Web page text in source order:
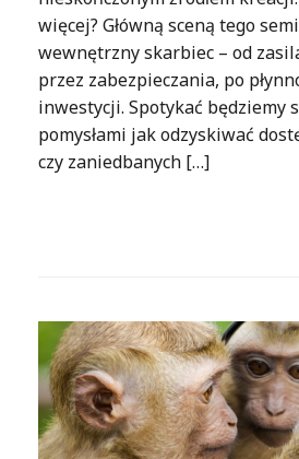
więcej? Główną sceną tego
wewnętrzny skarbiec – od
przez zabezpieczania, po
inwestycji. Spotykać będziemy
pomysłami jak odzyskiwać
czy zaniedbanych […]